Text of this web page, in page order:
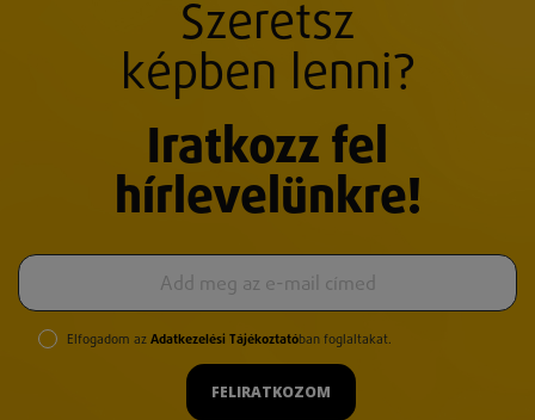
Szeretsz
képben lenni?
Iratkozz fel
hírlevelünkre!
Elfogadom az Adatkezelési Tájékoztatóban foglaltakat.
FELIRATKOZOM